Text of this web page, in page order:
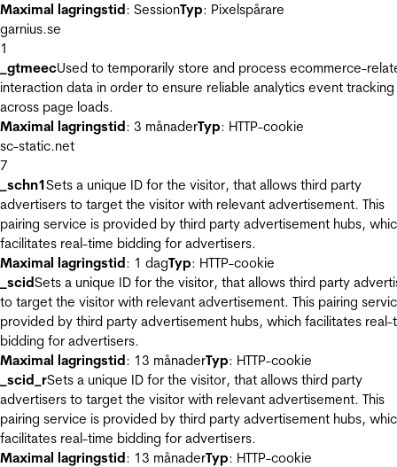
Maximal lagringstid: SessionTyp: Pixelspårare
garnius.se
1
_gtmeecUsed to temporarily store and process ecommerce-
interaction data in order to ensure reliable analytics event tracking
across page loads.
Maximal lagringstid: 3 månaderTyp: HTTP-cookie
sc-static.net
7
_schn1Sets a unique ID for the visitor, that allows third party
advertisers to target the visitor with relevant advertisement. This
pairing service is provided by third party advertisement hubs,
facilitates real-time bidding for advertisers.
Maximal lagringstid: 1 dagTyp: HTTP-cookie
_scidSets a unique ID for the visitor, that allows third party
to target the visitor with relevant advertisement. This pairing
provided by third party advertisement hubs, which facilitates real-
bidding for advertisers.
Maximal lagringstid: 13 månaderTyp: HTTP-cookie
_scid_rSets a unique ID for the visitor, that allows third party
advertisers to target the visitor with relevant advertisement. This
pairing service is provided by third party advertisement hubs,
facilitates real-time bidding for advertisers.
Maximal lagringstid: 13 månaderTyp: HTTP-cookie